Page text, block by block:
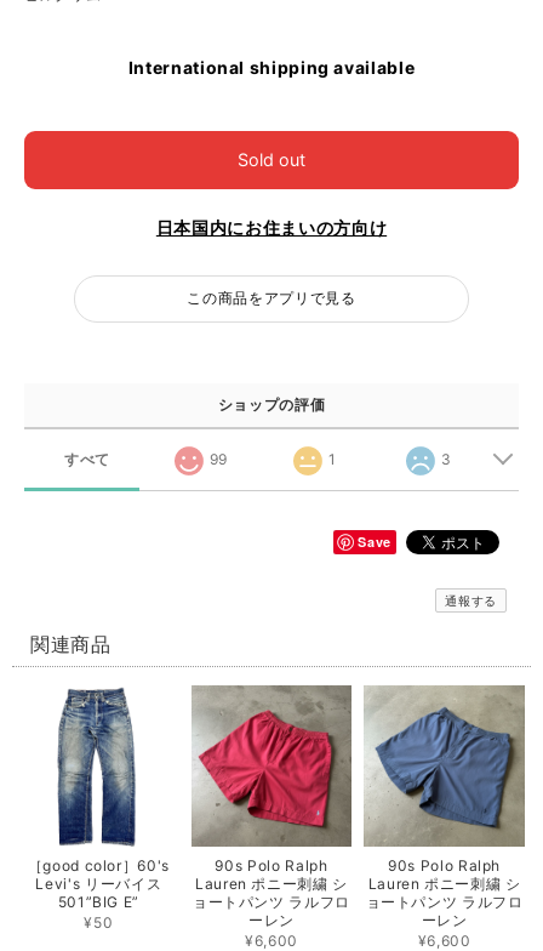
International shipping available
Sold out
日本国内にお住まいの方向け
この商品をアプリで見る
ショップの評価
すべて 99 1 3
Save
通報する
関連商品
［good color］60's
Levi's リーバイス
501”BIG E”
¥50
90s Polo Ralph
Lauren ポニー刺繍 シ
ョートパンツ ラルフロ
ーレン
¥6,600
90s Polo Ralph
Lauren ポニー刺繍 シ
ョートパンツ ラルフロ
ーレン
¥6,600